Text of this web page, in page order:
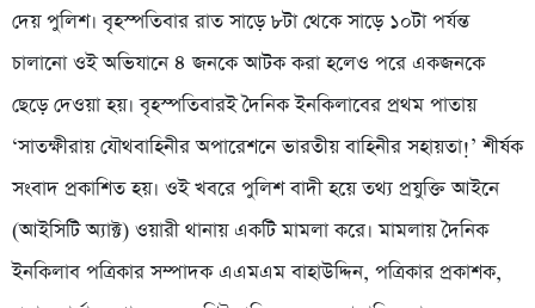
দেয় পুলিশ। বৃহস্পতিবার রাত সাড়ে ৮টা থেকে সাড়ে ১০টা পর্যন্ত
চালানো ওই অভিযানে ৪ জনকে আটক করা হলেও পরে একজনকে
ছেড়ে দেওয়া হয়। বৃহস্পতিবারই দৈনিক ইনকিলাবের প্রথম পাতায়
‘সাতক্ষীরায় যৌথবাহিনীর অপারেশনে ভারতীয় বাহিনীর সহায়তা!’ শীর্ষক
সংবাদ প্রকাশিত হয়। ওই খবরে পুলিশ বাদী হয়ে তথ্য প্রযুক্তি আইনে
(আইসিটি অ্যাক্ট) ওয়ারী থানায় একটি মামলা করে। মামলায় দৈনিক
ইনকিলাব পত্রিকার সম্পাদক এএমএম বাহাউদ্দিন, পত্রিকার প্রকাশক,